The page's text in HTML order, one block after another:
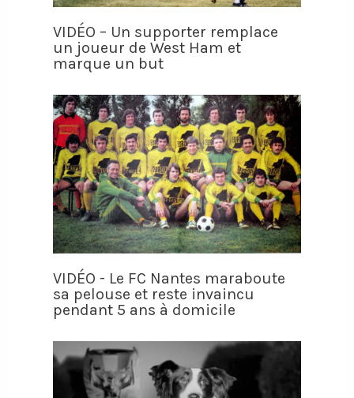
VIDÉO – Un supporter remplace
un joueur de West Ham et
marque un but
VIDÉO - Le FC Nantes maraboute
sa pelouse et reste invaincu
pendant 5 ans à domicile